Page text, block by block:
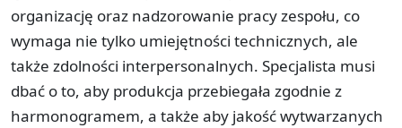
organizację oraz nadzorowanie pracy zespołu, co
wymaga nie tylko umiejętności technicznych, ale
także zdolności interpersonalnych. Specjalista musi
dbać o to, aby produkcja przebiegała zgodnie z
harmonogramem, a także aby jakość wytwarzanych